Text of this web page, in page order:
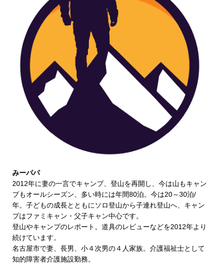
みーパパ
2012年に妻の一言でキャンプ、登山を再開し、今は山もキャン
プもオールシーズン、多い時には年間80泊。今は20～30泊/
年。子どもの成長とともにソロ登山から子連れ登山へ、キャン
プはファミキャン・父子キャン中心です。
登山やキャンプのレポート。道具のレビューなどを2012年より
続けています。
名古屋市で妻、長男、小４次男の４人家族。介護福祉士として
知的障害者介護施設勤務。